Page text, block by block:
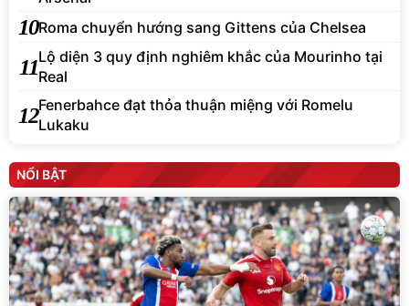
10Roma chuyển hướng sang Gittens của Chelsea
11Lộ diện 3 quy định nghiêm khắc của Mourinho tại
Real
12Fenerbahce đạt thỏa thuận miệng với Romelu
Lukaku
NỔI BẬT